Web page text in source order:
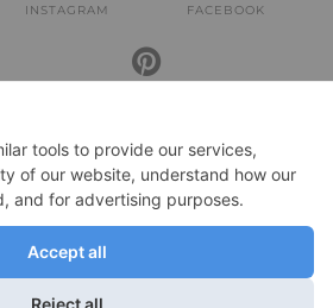
INSTAGRAM FACEBOOK
IMPRESSUM
Impressum